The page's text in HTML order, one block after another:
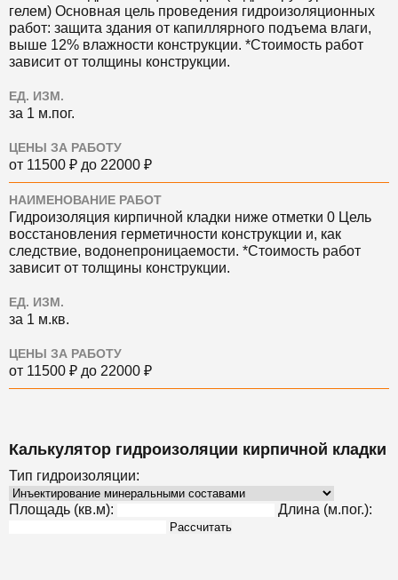
гелем) Основная цель проведения гидроизоляционных
работ: защита здания от капиллярного подъема влаги,
выше 12% влажности конструкции. *Стоимость работ
зависит от толщины конструкции.
ЕД. ИЗМ.
за 1 м.пог.
ЦЕНЫ ЗА РАБОТУ
от 11500 ₽ до 22000 ₽
НАИМЕНОВАНИЕ РАБОТ
Гидроизоляция кирпичной кладки ниже отметки 0 Цель
восстановления герметичности конструкции и, как
следствие, водонепроницаемости. *Стоимость работ
зависит от толщины конструкции.
ЕД. ИЗМ.
за 1 м.кв.
ЦЕНЫ ЗА РАБОТУ
от 11500 ₽ до 22000 ₽
Калькулятор гидроизоляции кирпичной кладки
Тип гидроизоляции:
Площадь (кв.м): Длина (м.пог.):
Рассчитать